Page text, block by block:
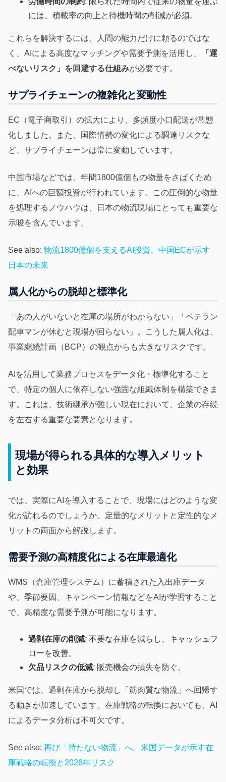
には、積載率の向上と待機時間の削減が必須。
これらを解決するには、人間の能力だけに頼るのではな
く、AIによる高度なマッチングや需要予測を活用し、
「運
べないリスク」を回避する仕組みが必要です。
サプライチェーンの複雑化と変動性
EC（電子商取引）の拡大により、多頻度小口配送が常態
化しました。また、国際情勢の変化による調達リスクな
ど、サプライチェーンは常に変動しています。
中国市場などでは、年間1800億個もの物量をさばくため
に、AIへの巨額投資が行われています。この圧倒的な物量
を処理するノウハウは、日本の物流現場にとっても重要な
示唆を含んでいます。
See also: 物流1800億個を支えるAI投資。中国ECが示す
日本の未来
属人化からの脱却と標準化
「あの人がいないと在庫の場所がわからない」「ベテラン
配車マンが休むと現場が回らない」。こうした属人化は、
事業継続計画（BCP）の観点からも大きなリスクです。
AIを活用して業務プロセスをデータ化・標準化すること
で、特定の個人に依存しない強固な組織体制を構築できま
す。これは、技術継承が難しい現在において、企業の存続
を左右する重要な要素となります。
現場が得られる具体的な導入メリット
と効果
では、実際にAIを導入することで、現場にはどのような変
化が訪れるのでしょうか。定量的なメリットと定性的なメ
リットの両面から解説します。
需要予測の高精度化による在庫最適化
WMS（倉庫管理システム）に蓄積された入出庫データ
や、季節要因、キャンペーン情報などをAIが学習すること
で、高精度な需要予測が可能になります。
過剰在庫の削減: 不要な在庫を減らし、キャッシュフ
ローを改善。
欠品リスクの低減: 販売機会の損失を防ぐ。
米国では、過剰在庫から脱却し「筋肉質な物流」へ回帰す
る動きが加速しています。在庫戦略の転換においても、AI
によるデータ分析は不可欠です。
See also: 再び「持たない物流」へ。米国データが示す在
庫戦略の転換と2026年リスク